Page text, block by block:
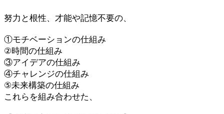
努力と根性、才能や記憶不要の、
①モチベーションの仕組み
②時間の仕組み
③アイデアの仕組み
④チャレンジの仕組み
⑤未来構築の仕組み
これらを組み合わせた、